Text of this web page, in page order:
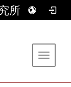
所
Toggle